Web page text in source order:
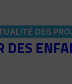
DES